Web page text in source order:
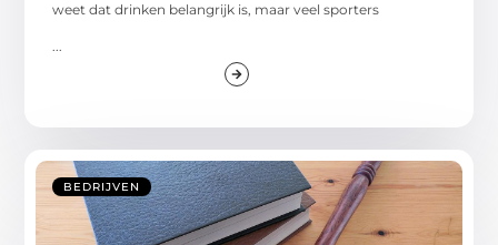
weet dat drinken belangrijk is, maar veel sporters
BEDRIJVEN